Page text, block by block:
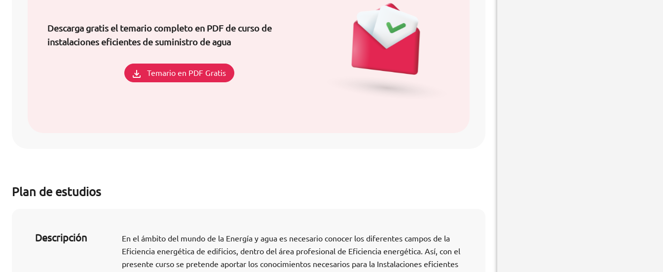
Descarga gratis el temario completo en PDF de curso de
instalaciones eficientes de suministro de agua
Temario en PDF Gratis
Plan de estudios
Descripción
En el ámbito del mundo de la Energía y agua es necesario conocer los diferentes campos de la
Eficiencia energética de edificios, dentro del área profesional de Eficiencia energética. Así, con el
presente curso se pretende aportar los conocimientos necesarios para la Instalaciones eficientes